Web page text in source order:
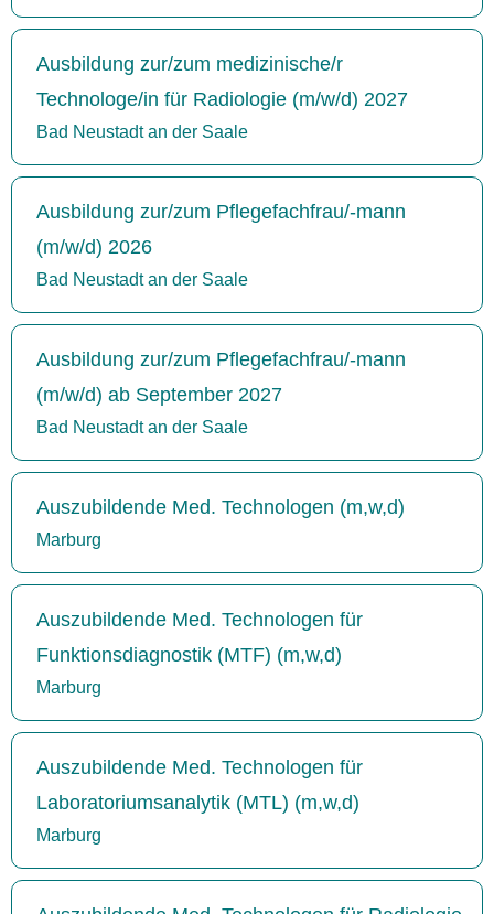
Ausbildung zur/zum medizinische/r
Technologe/in für Radiologie (m/w/d) 2027
Bad Neustadt an der Saale
Ausbildung zur/zum Pflegefachfrau/-mann
(m/w/d) 2026
Bad Neustadt an der Saale
Ausbildung zur/zum Pflegefachfrau/-mann
(m/w/d) ab September 2027
Bad Neustadt an der Saale
Auszubildende Med. Technologen (m,w,d)
Marburg
Auszubildende Med. Technologen für
Funktionsdiagnostik (MTF) (m,w,d)
Marburg
Auszubildende Med. Technologen für
Laboratoriumsanalytik (MTL) (m,w,d)
Marburg